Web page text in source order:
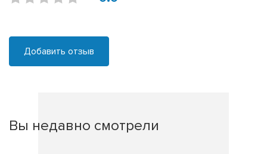
Добавить отзыв
Вы недавно смотрели